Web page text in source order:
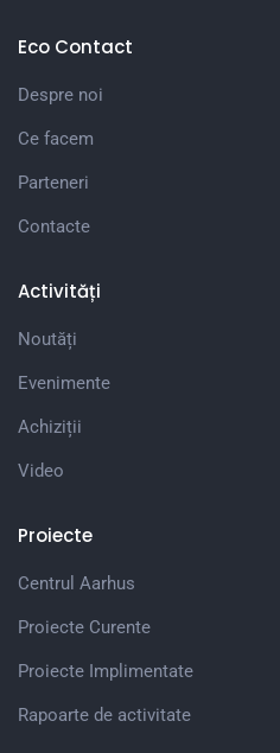
Eco Contact
Despre noi
Ce facem
Parteneri
Contacte
Activități
Noutăți
Evenimente
Achiziții
Video
Proiecte
Centrul Aarhus
Proiecte Curente
Proiecte Implimentate
Rapoarte de activitate